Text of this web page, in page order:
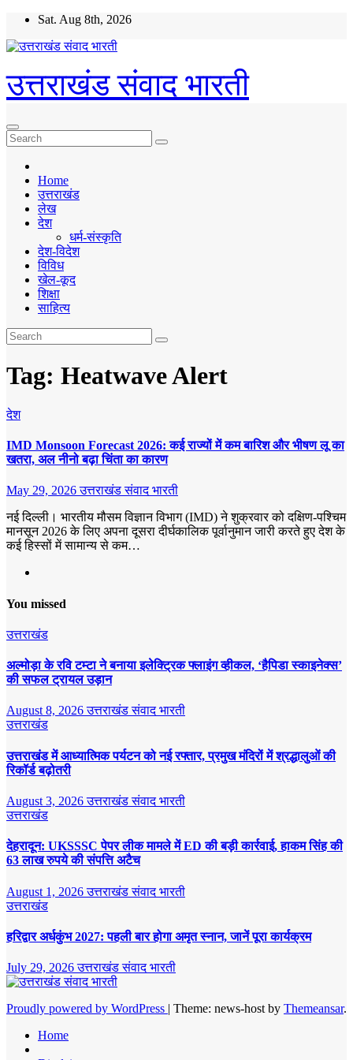
Skip
content
Sat. Aug 8th, 2026
उत्तराखंड संवाद भारती
Home
उत्तराखंड
लेख
देश
धर्म-संस्कृति
देश-विदेश
विविध
खेल-कूद
शिक्षा
साहित्य
Tag: Heatwave Alert
देश
IMD Monsoon Forecast 2026: कई राज्यों में कम बारिश और भीषण लू का
खतरा, अल नीनो बढ़ा चिंता का कारण
May 29, 2026उत्तराखंड संवाद भारती
नई दिल्ली। भारतीय मौसम विज्ञान विभाग (IMD) ने शुक्रवार को दक्षिण-पश्चिम
मानसून 2026 के लिए अपना दूसरा दीर्घकालिक पूर्वानुमान जारी करते हुए देश के
कई हिस्सों में सामान्य से कम…
You missed
उत्तराखंड
अल्मोड़ा के रवि टम्टा ने बनाया इलेक्ट्रिक फ्लाइंग व्हीकल, ‘हैपिडा स्काइनेक्स’
की सफल ट्रायल उड़ान
August 8, 2026उत्तराखंड संवाद भारती
उत्तराखंड
उत्तराखंड में आध्यात्मिक पर्यटन को नई रफ्तार, प्रमुख मंदिरों में श्रद्धालुओं की
रिकॉर्ड बढ़ोतरी
August 3, 2026उत्तराखंड संवाद भारती
उत्तराखंड
देहरादून: UKSSSC पेपर लीक मामले में ED की बड़ी कार्रवाई, हाकम सिंह की
63 लाख रुपये की संपत्ति अटैच
August 1, 2026उत्तराखंड संवाद भारती
उत्तराखंड
हरिद्वार अर्धकुंभ 2027: पहली बार होगा अमृत स्नान, जानें पूरा कार्यक्रम
July 29, 2026उत्तराखंड संवाद भारती
Proudly powered by WordPress | Theme: news-host by Themeansar.
Home